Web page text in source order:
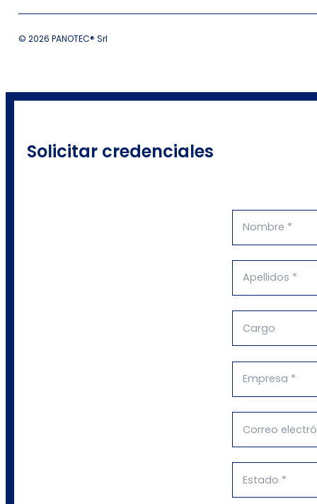
© 2026 PANOTEC® Srl
Solicitar credenciales